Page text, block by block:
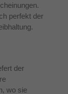
perfekt der
der
wo sie